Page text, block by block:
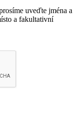
uveďte jména a
a fakultativní